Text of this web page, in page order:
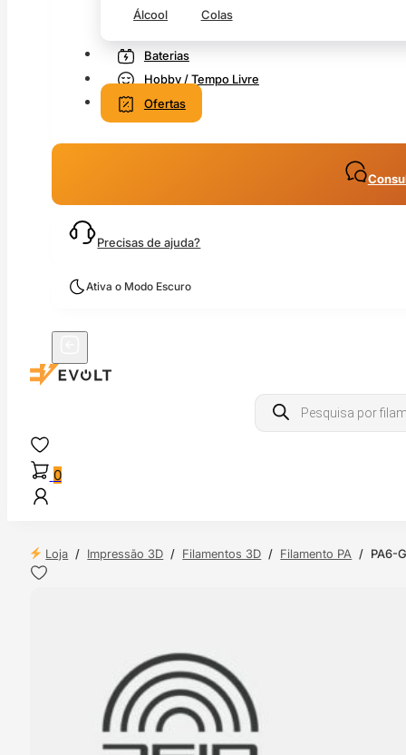
Álcool Colas
Baterias
Hobby / Tempo Livre
Ofertas
Precisas de ajuda?
Ativa o Modo Escuro
Products
search
0
Loja / Impressão 3D / Filamentos 3D / Filamento PA / PA6-